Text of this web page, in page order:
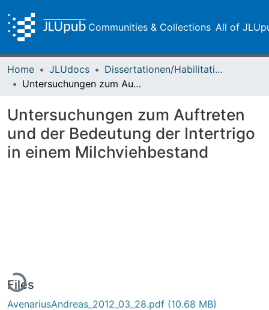
Communities & Collections All of
Home JLUdocs
Dissertationen/Habilitationen
Untersuchungen zum Auftreten und der Bedeutung der Intertrigo in einem Milchviehbestand
Untersuchungen zum Auftreten
und der Bedeutung der Intertrigo
in einem Milchviehbestand
Files
AvenariusAndreas_2012_03_28.pdf (10.68 MB)